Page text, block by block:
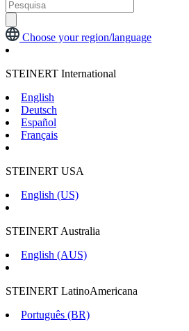
Choose your region/language
STEINERT International
English
Deutsch
Español
Français
STEINERT USA
English (US)
STEINERT Australia
English (AUS)
STEINERT LatinoAmericana
Português (BR)